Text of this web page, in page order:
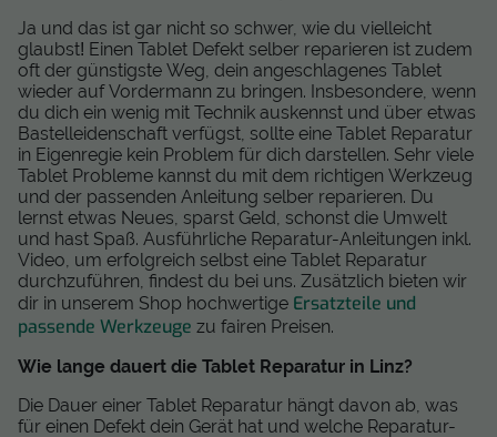
Ja und das ist gar nicht so schwer, wie du vielleicht
glaubst! Einen Tablet Defekt selber reparieren ist zudem
oft der günstigste Weg, dein angeschlagenes Tablet
wieder auf Vordermann zu bringen. Insbesondere, wenn
du dich ein wenig mit Technik auskennst und über etwas
Bastelleidenschaft verfügst, sollte eine Tablet Reparatur
in Eigenregie kein Problem für dich darstellen. Sehr viele
Tablet Probleme kannst du mit dem richtigen Werkzeug
und der passenden Anleitung selber reparieren. Du
lernst etwas Neues, sparst Geld, schonst die Umwelt
und hast Spaß. Ausführliche Reparatur-Anleitungen inkl.
Video, um erfolgreich selbst eine Tablet Reparatur
durchzuführen, findest du bei uns. Zusätzlich bieten wir
dir in unserem Shop hochwertige Ersatzteile und
passende Werkzeuge zu fairen Preisen.
Wie lange dauert die Tablet Reparatur in Linz?
Die Dauer einer Tablet Reparatur hängt davon ab, was
für einen Defekt dein Gerät hat und welche Reparatur-